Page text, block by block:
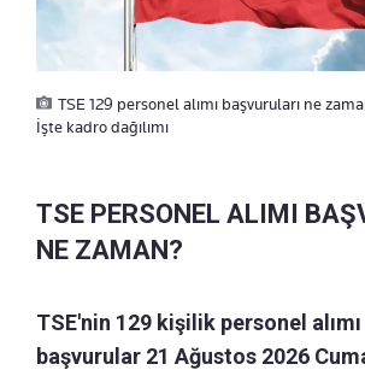
TSE 129 personel alımı başvuruları ne
İşte kadro dağılımı
TSE PERSONEL ALIMI
NE ZAMAN?
TSE'nin 129 kişilik personel
başvurular 21 Ağustos 2026